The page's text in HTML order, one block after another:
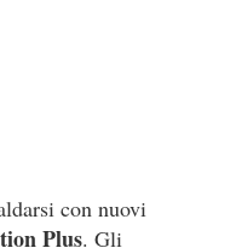
con nuovi
Plus. Gli